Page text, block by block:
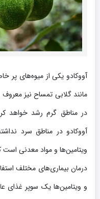
آووکادو یکی از میوه‌های پر
مانند گلابی تمساح نیز
در مناطق گرم رشد خواهد
آووکادو در مناطق سرد
ویتامین‌ها و مواد معدنی
درمان بیماری‌های مختلف
و ویتامین‌ها یک سوپر غذای